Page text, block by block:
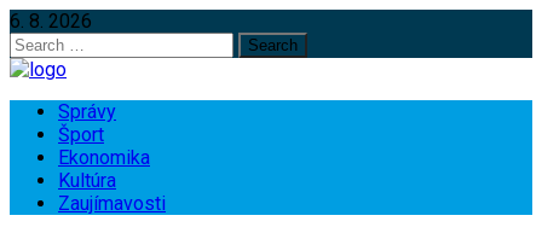
6. 8. 2026
Search
for:
Správy
Šport
Ekonomika
Kultúra
Zaujímavosti